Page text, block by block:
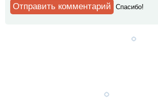
Спaсибо!